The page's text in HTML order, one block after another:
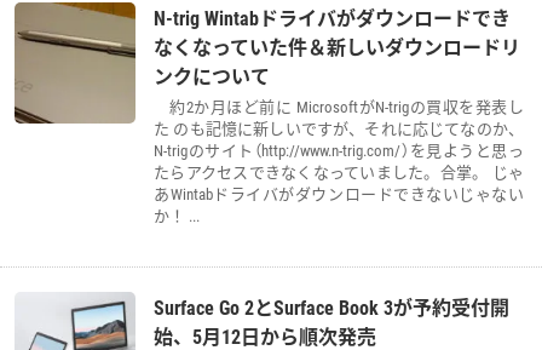
N-trig Wintabドライバがダウンロードでき
なくなっていた件＆新しいダウンロードリ
ンクについて
約2か月ほど前に MicrosoftがN-trigの買収を発表し
た のも記憶に新しいですが、それに応じてなのか、
N-trigのサイト（http://www.n-trig.com/）を見ようと思っ
たらアクセスできなくなっていました。合掌。 じゃ
あWintabドライバがダウンロードできないじゃない
か！ ...
Surface Go 2とSurface Book 3が予約受付開
始、5月12日から順次発売